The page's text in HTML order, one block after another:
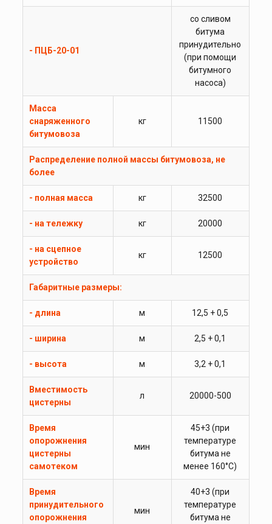
- ПЦБ-20-01
со сливом
битума
принудительно
(при помощи
битумного
насоса)
Масса
снаряженного
битумовоза
кг 11500
Распределение полной массы битумовоза, не
более
- полная масса кг 32500
- на тележку кг 20000
- на сцепное
устройство
кг 12500
Габаритные размеры:
- длина м 12,5 + 0,5
- ширина м 2,5 + 0,1
- высота м 3,2 + 0,1
Вместимость
цистерны
л 20000-500
Время
опорожнения
цистерны
самотеком
мин
45+3 (при
температуре
битума не
менее 160°С)
Время
принудительного
опорожнения
мин
40+3 (при
температуре
битума не